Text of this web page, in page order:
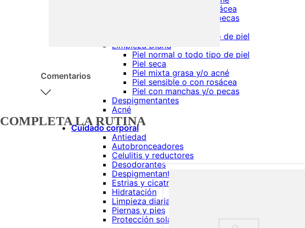
Piel sensible o con rosácea
Piel con manchas y/o pecas
Piel normal o todo tipo de piel
Limpieza Diaria
Piel normal o todo tipo de piel
Piel seca
Piel mixta grasa y/o acné
Piel sensible o con rosácea
Piel con manchas y/o pecas
Despigmentantes
Acné
Cuidado corporal
Antiedad
Autobronceadores
Celulitis y reductores
Desodorantes
Despigmentantes
Estrias y cicatrices
Hidratación
Limpieza diaria
Piernas y pies
Protección solar
Comentarios
Por favor, inicia sesión
para escribir un
comentario.
COMPLETA LA RUTINA